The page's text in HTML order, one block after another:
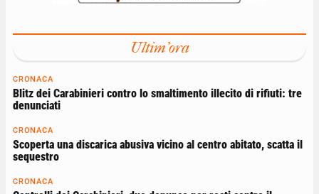
Ultim'ora
CRONACA
Blitz dei Carabinieri contro lo smaltimento illecito di rifiuti: tre
denunciati
CRONACA
Scoperta una discarica abusiva vicino al centro abitato, scatta il
sequestro
CRONACA